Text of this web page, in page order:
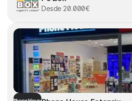
Desde 20.000€